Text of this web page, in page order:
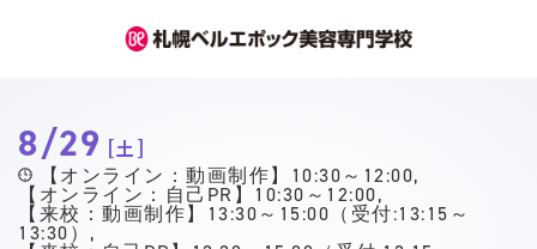
8/29 土
【オンライン：動画制作】10:30～12:00
【オンライン：自己PR】10:30～12:00
【来校：動画制作】13:30～15:00（受付:13:15～
13:30）